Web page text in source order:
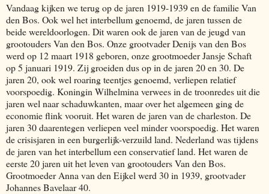
Vandaag kijken we terug op de jaren 1919-1939 en de familie Van
den Bos. Ook wel het interbellum genoemd, de jaren tussen de
beide wereldoorlogen. Dit waren ook de jaren van de jeugd van
grootouders Van den Bos. Onze grootvader Denijs van den Bos
werd op 12 maart 1918 geboren, onze grootmoeder Jansje Schaft
op 5 januari 1919. Zij groeiden dus op in de jaren 20 en 30. De
jaren 20, ook wel roaring teentjes genoemd, verliepen relatief
voorspoedig. Koningin Wilhelmina verwees in de troonredes uit die
jaren wel naar schaduwkanten, maar over het algemeen ging de
economie flink vooruit. Het waren de jaren van de charleston. De
jaren 30 daarentegen verliepen veel minder voorspoedig. Het waren
de crisisjaren in een burgerlijk-verzuild land. Nederland was tijdens
de jaren van het interbellum een conservatief land. Het waren de
eerste 20 jaren uit het leven van grootouders Van den Bos.
Grootmoeder Anna van den Eijkel werd 30 in 1939, grootvader
Johannes Bavelaar 40.